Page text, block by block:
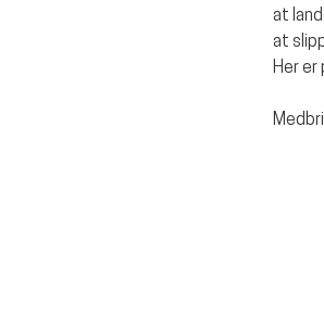
at
at
Her er